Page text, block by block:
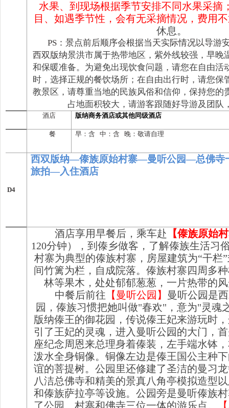
水果、到现场根据季节安排不同水果采摘
目、如遇季节性，会有无采摘情况，费用
休息。
PS：景点前后顺序会根据当天实际情况以导游
西双版纳景洪市属于热带地区，紫外线较强，早晚
和保暖准备。 为避免出现饮食问题，请您在自由活
时，选择正规的餐饮场所；在自由出行时，请您保
教景区，请尊重当地的民族风俗和信仰，保持您的
占地面积较大，请游客跟随好导游及团队
酒店 版纳商务酒店或其他同级酒店
餐 早：含 中：含 晚：敬请自理
D4
西双版纳—傣族原始村寨—曼听公园—总佛寺
旅拍—入住酒店
酒店享用早餐后，乘车赴 【傣族原始
120分钟），到傣乡做客，了解傣族生活习
村寨为典型的傣族村寨，房屋建筑为“干栏
间竹篱为栏，自成院落。傣族村寨四周多
林等果木，处处郁郁葱葱，一片热带的
中餐后前往 【 曼听公园 】 曼听公园是
园，傣族习惯把她叫做"春欢"，意为"灵魂
版纳傣王的御花园，传说傣王妃来游玩时
引了王妃的灵魂，进入曼听公园的大门，
座纪念周恩来总理身着傣装，左手端水钵
泼水全身铜像。铜像左边是傣王国公主种
谊的菩提树。公园里还修建了圣洁的曼习
八洁总佛寺和精美的景真八角亭模拟造型
和傣族萨拉亭等设施。公园旁是曼听傣族
了公园、村寨和佛寺三位一体的游乐点。
【